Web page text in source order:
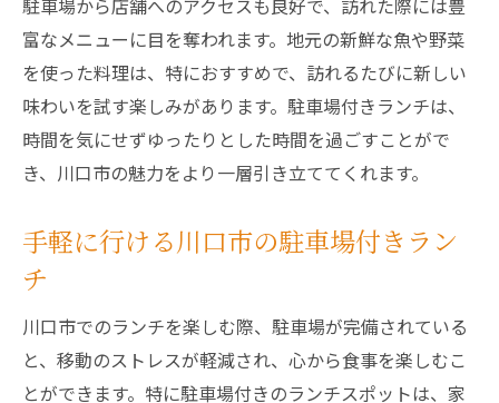
駐車場から店舗へのアクセスも良好で、訪れた際には豊
富なメニューに目を奪われます。地元の新鮮な魚や野菜
を使った料理は、特におすすめで、訪れるたびに新しい
味わいを試す楽しみがあります。駐車場付きランチは、
時間を気にせずゆったりとした時間を過ごすことがで
き、川口市の魅力をより一層引き立ててくれます。
手軽に行ける川口市の駐車場付きラン
チ
川口市でのランチを楽しむ際、駐車場が完備されている
と、移動のストレスが軽減され、心から食事を楽しむこ
とができます。特に駐車場付きのランチスポットは、家